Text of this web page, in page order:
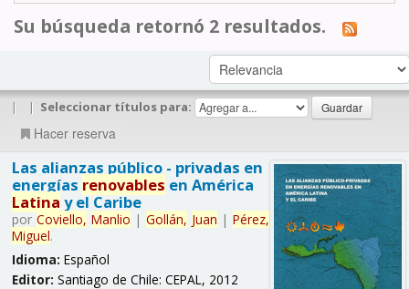
Su búsqueda retornó 2 resultados.
| | Seleccionar títulos para:
Hacer reserva
Las alianzas público - privadas en
energías renovables en América
Latina y el Caribe
por Coviello, Manlio | Gollán, Juan | Pérez,
Miguel.
Idioma: Español
Editor: Santiago de Chile: CEPAL, 2012